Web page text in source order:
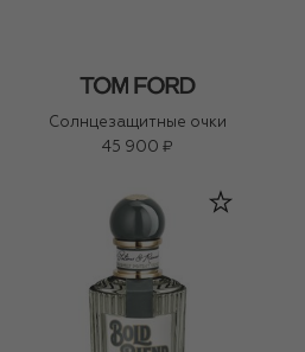
Солнцезащитные очки
45 900 ₽